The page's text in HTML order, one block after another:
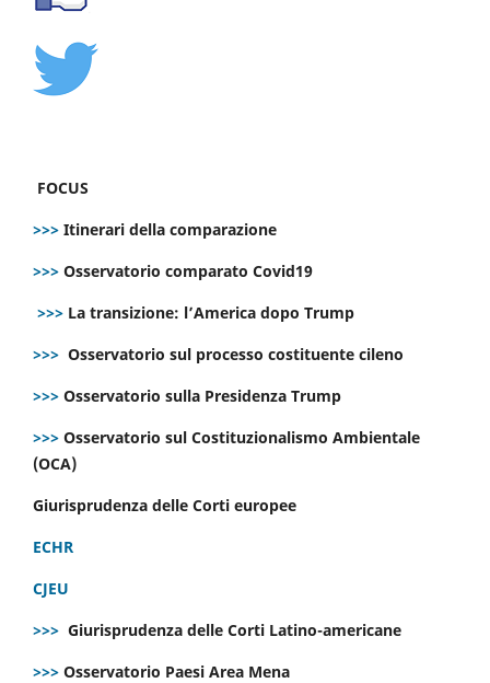
FOCUS
>>> Itinerari della comparazione
>>> Osservatorio comparato Covid19
>>> La transizione: l’America dopo Trump
>>> Osservatorio sul processo costituente cileno
>>> Osservatorio sulla Presidenza Trump
>>> Osservatorio sul Costituzionalismo Ambientale
(OCA)
Giurisprudenza delle Corti europee
ECHR
CJEU
>>> Giurisprudenza delle Corti Latino-americane
>>> Osservatorio Paesi Area Mena